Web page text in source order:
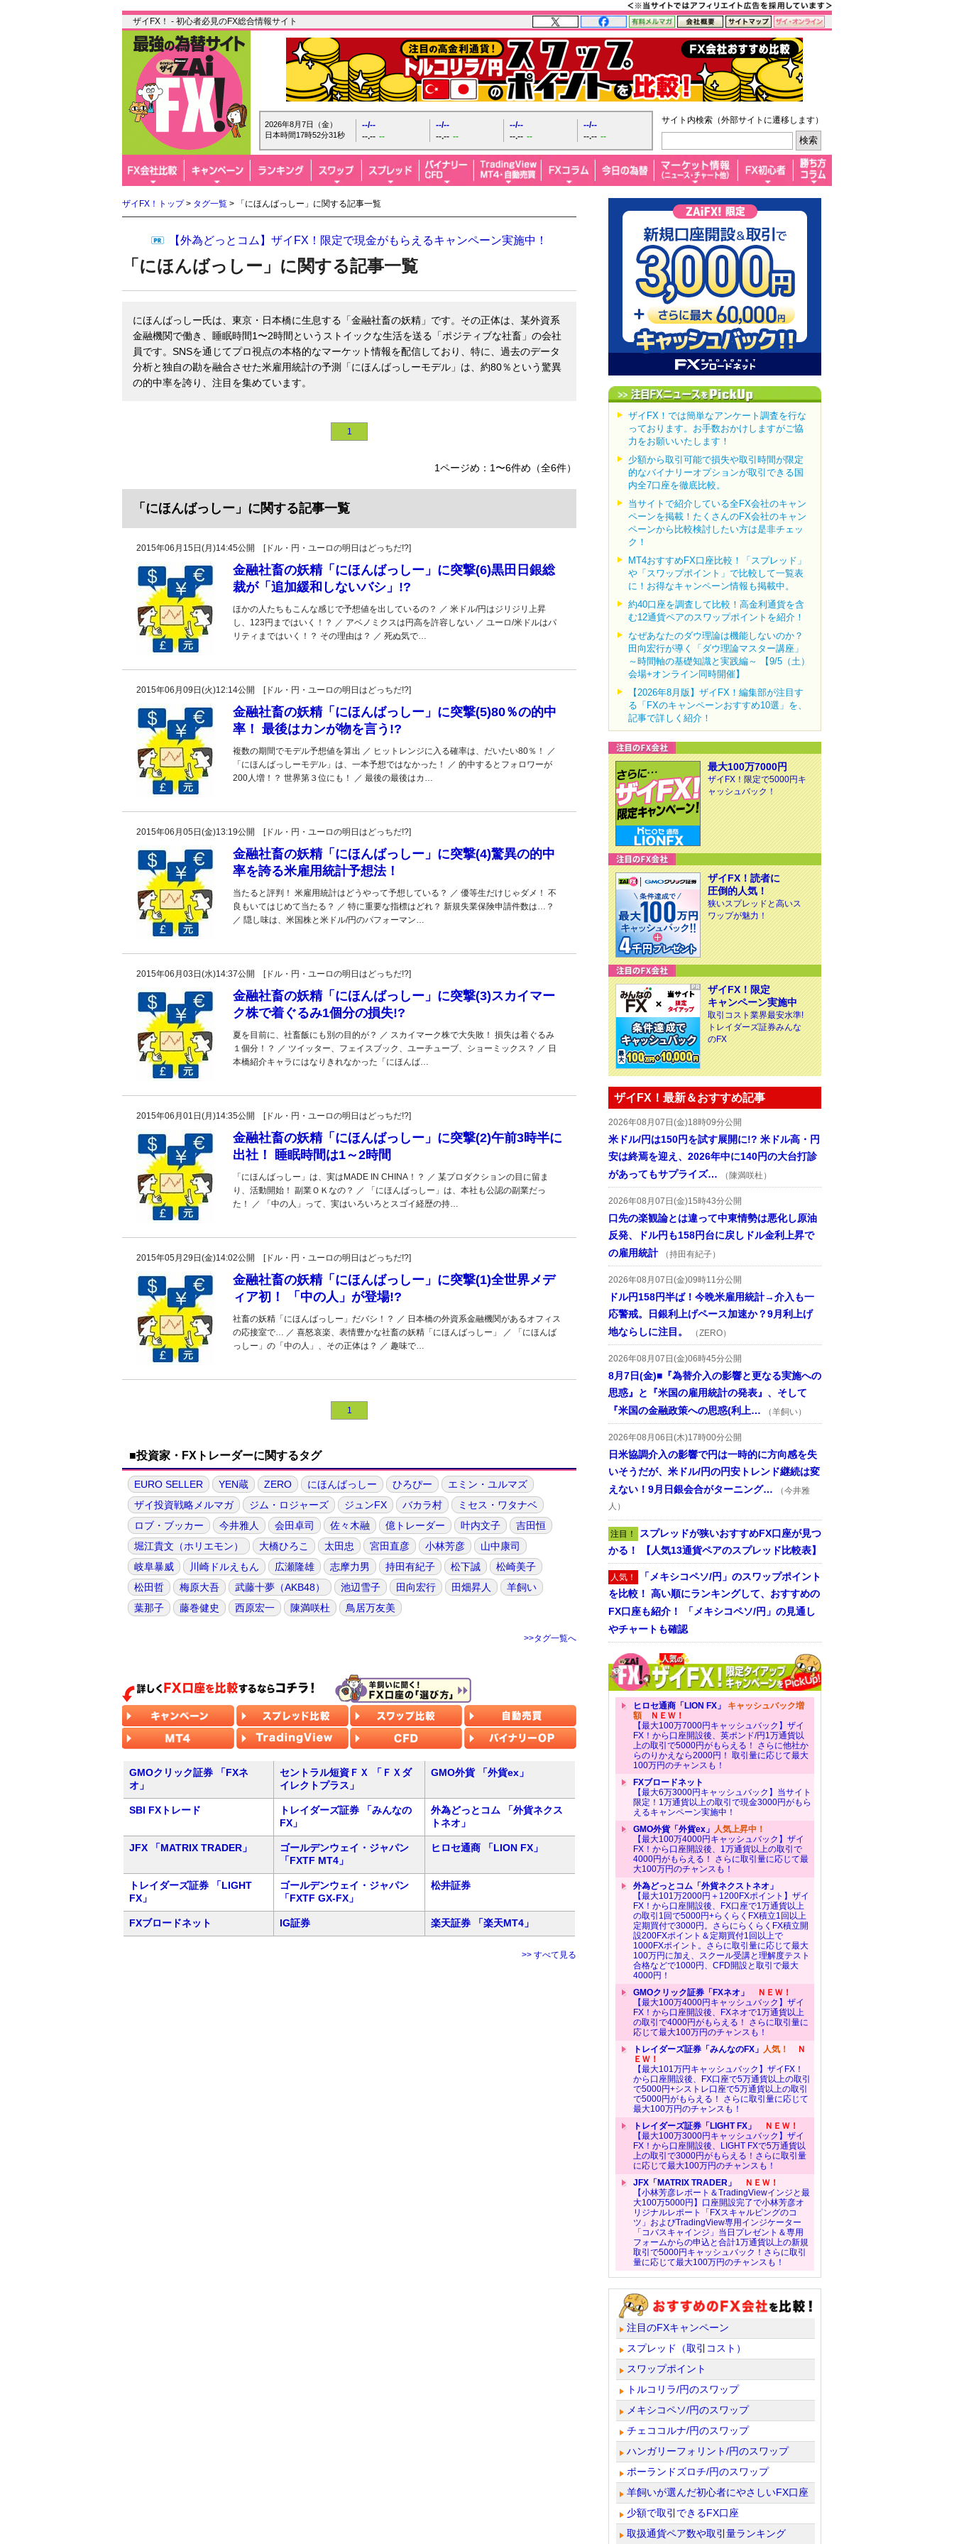
ザイFX！ - 初心者必見のFX総合情報サイト
2026年8月7日（金）
日本時間17時52分32秒
--/--
--.-- --
--/--
--.-- --
--/--
--.-- --
--/--
--.-- --
サイト内検索（外部サイトに遷移します）
ザイFX！トップ> タグ一覧 > 「にほんばっしー」に関する記事一覧
【外為どっとコム】ザイFX！限定で現金がもらえるキャンペーン実施中！
「にほんばっしー」に関する記事一覧
にほんばっしー氏は、東京・日本橋に生息する「金融社畜の妖精」です。その正体は、某外資系
金融機関で働き、睡眠時間1〜2時間というストイックな生活を送る「ポジティブな社畜」の会社
員です。SNSを通じてプロ視点の本格的なマーケット情報を配信しており、特に、過去のデータ
分析と独自の勘を融合させた米雇用統計の予測「にほんばっしーモデル」は、約80％という驚異
の的中率を誇り、注目を集めています。
1
1ページめ：1〜6件め（全6件）
「にほんばっしー」に関する記事一覧
2015年06月15日(月)14:45公開 [ドル・円・ユーロの明日はどっちだ!?]
金融社畜の妖精「にほんばっしー」に突撃(6)黒田日銀総
裁が「追加緩和しないバシ」!?
ほかの人たちもこんな感じで予想値を出しているの？ ／ 米ドル/円はジリジリ上昇
し、123円まではいく！？ ／ アベノミクスは円高を許容しない ／ ユーロ/米ドルはパ
リティまではいく！？ その理由は？ ／ 死ぬ気で…
2015年06月09日(火)12:14公開 [ドル・円・ユーロの明日はどっちだ!?]
金融社畜の妖精「にほんばっしー」に突撃(5)80％の的中
率！ 最後はカンが物を言う!?
複数の期間でモデル予想値を算出 ／ ヒットレンジに入る確率は、だいたい80％！ ／
「にほんばっしーモデル」は、一本予想ではなかった！ ／ 的中するとフォロワーが
200人増！？ 世界第３位にも！ ／ 最後の最後はカ…
2015年06月05日(金)13:19公開 [ドル・円・ユーロの明日はどっちだ!?]
金融社畜の妖精「にほんばっしー」に突撃(4)驚異の的中
率を誇る米雇用統計予想法！
当たると評判！ 米雇用統計はどうやって予想している？ ／ 優等生だけじゃダメ！ 不
良もいてはじめて当たる？ ／ 特に重要な指標はどれ？ 新規失業保険申請件数は…？
／ 隠し味は、米国株と米ドル/円のパフォーマン…
2015年06月03日(水)14:37公開 [ドル・円・ユーロの明日はどっちだ!?]
金融社畜の妖精「にほんばっしー」に突撃(3)スカイマー
ク株で着ぐるみ1個分の損失!?
夏を目前に、社畜飯にも別の目的が？ ／ スカイマーク株で大失敗！ 損失は着ぐるみ
１個分！？ ／ ツイッター、フェイスブック、ユーチューブ、ショーミックス？ ／ 日
本橋紹介キャラにはなりきれなかった「にほんば…
2015年06月01日(月)14:35公開 [ドル・円・ユーロの明日はどっちだ!?]
金融社畜の妖精「にほんばっしー」に突撃(2)午前3時半に
出社！ 睡眠時間は1～2時間
「にほんばっしー」は、実はMADE IN CHINA！？ ／ 某プロダクションの目に留ま
り、活動開始！ 副業ＯＫなの？ ／ 「にほんばっしー」は、本社も公認の副業だっ
た！ ／ 「中の人」って、実はいろいろとスゴイ経歴の持…
2015年05月29日(金)14:02公開 [ドル・円・ユーロの明日はどっちだ!?]
金融社畜の妖精「にほんばっしー」に突撃(1)全世界メデ
ィア初！ 「中の人」が登場!?
社畜の妖精「にほんばっしー」だバシ！？ ／ 日本橋の外資系金融機関があるオフィス
の応接室で… ／ 喜怒哀楽、表情豊かな社畜の妖精「にほんばっしー」 ／ 「にほんば
っしー」の「中の人」、その正体は？ ／ 趣味で…
1
■投資家・FXトレーダーに関するタグ
EURO SELLER YEN蔵 ZERO にほんばっしー ひろぴー
エミン・ユルマズ
ザイ投資戦略メルマガ
ジム・ロジャーズ ジュンFX バカラ村
ミセス・ワタナベ
ロブ・ブッカー
今井雅人 会田卓司 佐々木融 億トレーダー 叶内文子
吉田恒
堀江貴文（ホリエモン）
大橋ひろこ 太田忠 宮田直彦 小林芳彦
山中康司
岐阜暴威
川崎ドルえもん 広瀬隆雄 志摩力男 持田有紀子 松下誠
松崎美子
松田哲
梅原大吾 武藤十夢（AKB48） 池辺雪子 田向宏行 田畑昇人
羊飼い
葉那子
藤巻健史 西原宏一 陳満咲杜 鳥居万友美
>>タグ一覧へ
GMOクリック証券 「FXネ
オ」
セントラル短資ＦＸ 「ＦＸダ
イレクトプラス」
GMO外貨 「外貨ex」
SBI FXトレード
トレイダーズ証券 「みんなの
FX」
外為どっとコム 「外貨ネクス
トネオ」
JFX 「MATRIX TRADER」
ゴールデンウェイ・ジャパン
「FXTF MT4」
ヒロセ通商 「LION FX」
トレイダーズ証券 「LIGHT
FX」
ゴールデンウェイ・ジャパン
「FXTF GX-FX」
松井証券
FXブロードネット IG証券 楽天証券 「楽天MT4」
>> すべて見る
ザイFX！では簡単なアンケート調査を行な
っております。お手数おかけしますがご協
力をお願いいたします！
少額から取引可能で損失や取引時間が限定
的なバイナリーオプションが取引できる国
内全7口座を徹底比較。
当サイトで紹介している全FX会社のキャン
ペーンを掲載！たくさんのFX会社のキャン
ペーンから比較検討したい方は是非チェッ
ク！
MT4おすすめFX口座比較！「スプレッド」
や「スワップポイント」で比較して一覧表
に！お得なキャンペーン情報も掲載中。
約40口座を調査して比較！高金利通貨を含
む12通貨ペアのスワップポイントを紹介！
なぜあなたのダウ理論は機能しないのか？
田向宏行が導く「ダウ理論マスター講座」
～時間軸の基礎知識と実践編～ 【9/5（土）
会場+オンライン同時開催】
【2026年8月版】ザイFX！編集部が注目す
る「FXのキャンペーンおすすめ10選」を、
記事で詳しく紹介！
最大100万7000円
ザイFX！限定で5000円キ
ャッシュバック！
ザイFX！読者に
圧倒的人気！
狭いスプレッドと高いス
ワップが魅力！
ザイFX！限定
キャンペーン実施中
取引コスト業界最安水準!
トレイダーズ証券みんな
のFX
ザイFX！最新＆おすすめ記事
2026年08月07日(金)18時09分公開
米ドル/円は150円を試す展開に!? 米ドル高・円
安は終焉を迎え、2026年中に140円の大台打診
があってもサプライズ…
（陳満咲杜）
2026年08月07日(金)15時43分公開
口先の楽観論とは違って中東情勢は悪化し原油
反発、ドル円も158円台に戻しドル金利上昇で
の雇用統計
（持田有紀子）
2026年08月07日(金)09時11分公開
ドル円158円半ば！今晩米雇用統計→介入も一
応警戒。日銀利上げペース加速か？9月利上げ
地ならしに注目。
（ZERO）
2026年08月07日(金)06時45分公開
8月7日(金)■『為替介入の影響と更なる実施への
思惑』と『米国の雇用統計の発表』、そして
『米国の金融政策への思惑(利上…
（羊飼い）
2026年08月06日(木)17時00分公開
日米協調介入の影響で円は一時的に方向感を失
いそうだが、米ドル/円の円安トレンド継続は変
えない！9月日銀会合がターニング…
（今井雅
人）
注目！ スプレッドが狭いおすすめFX口座が見つ
かる！ 【人気13通貨ペアのスプレッド比較表】
人気！ 「メキシコペソ/円」のスワップポイント
を比較！ 高い順にランキングして、おすすめの
FX口座も紹介！ 「メキシコペソ/円」の見通し
やチャートも確認
ヒロセ通商「LION FX」 キャッシュバック増
額ＮＥＷ！
【最大100万7000円キャッシュバック】ザイ
FX！から口座開設後、英ポンド/円1万通貨以
上の取引で5000円がもらえる！ さらに他社か
らのりかえなら2000円！ 取引量に応じて最大
100万円のチャンスも！
FXブロードネット
【最大6万3000円キャッシュバック】当サイト
限定！1万通貨以上の取引で現金3000円がもら
えるキャンペーン実施中！
GMO外貨「外貨ex」 人気上昇中！
【最大100万4000円キャッシュバック】ザイ
FX！から口座開設後、1万通貨以上の取引で
4000円がもらえる！ さらに取引量に応じて最
大100万円のチャンスも！
外為どっとコム「外貨ネクストネオ」
【最大101万2000円＋1200FXポイント】ザイ
FX！から口座開設後、FX口座で1万通貨以上
の取引1回で5000円+らくらくFX積立1回以上
定期買付で3000円。さらにらくらくFX積立開
設200FXポイント＆定期買付1回以上で
1000FXポイント。さらに取引量に応じて最大
100万円に加え、スクール受講と理解度テスト
合格などで1000円、CFD開設と取引で最大
4000円！
GMOクリック証券「FXネオ」
ＮＥＷ！
【最大100万4000円キャッシュバック】ザイ
FX！から口座開設後、FXネオで1万通貨以上
の取引で4000円がもらえる！ さらに取引量に
応じて最大100万円のチャンスも！
トレイダーズ証券「みんなのFX」 人気！
Ｎ
ＥＷ！
【最大101万円キャッシュバック】ザイFX！
から口座開設後、FX口座で5万通貨以上の取引
で5000円+シストレ口座で5万通貨以上の取引
で5000円がもらえる！ さらに取引量に応じて
最大100万円のチャンスも！
トレイダーズ証券「LIGHT FX」
ＮＥＷ！
【最大100万3000円キャッシュバック】ザイ
FX！から口座開設後、LIGHT FXで5万通貨以
上の取引で3000円がもらえる！さらに取引量
に応じて最大100万円のチャンスも！
JFX「MATRIX TRADER」
ＮＥＷ！
【小林芳彦レポート＆TradingViewインジと最
大100万5000円】口座開設完了で小林芳彦オ
リジナルレポート「FXスキャルピングのコ
ツ」およびTradingView専用インジケーター
「コバスキャインジ」当日プレゼント＆専用
フォームからの申込と合計1万通貨以上の新規
取引で5000円キャッシュバック！さらに取引
量に応じて最大100万円のチャンスも！
注目のFXキャンペーン
スプレッド（取引コスト）
スワップポイント
トルコリラ/円のスワップ
メキシコペソ/円のスワップ
チェココルナ/円のスワップ
ハンガリーフォリント/円のスワップ
ポーランドズロチ/円のスワップ
羊飼いが選んだ初心者にやさしいFX口座
少額で取引できるFX口座
取扱通貨ペア数や取引量ランキング